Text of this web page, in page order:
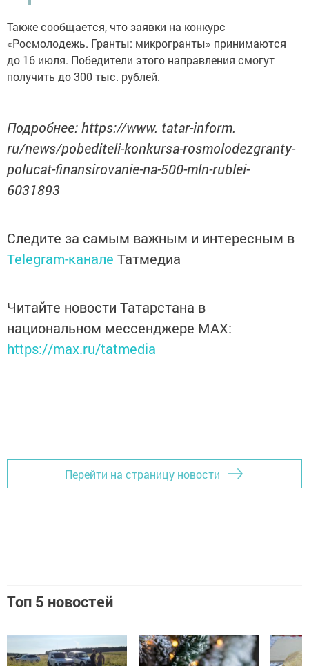
Также сообщается, что заявки на конкурс
«Росмолодежь. Гранты: микрогранты» принимаются
до 16 июля. Победители этого направления смогут
получить до 300 тыс. рублей.
Подробнее: https://www. tatar-inform.
ru/news/pobediteli-konkursa-rosmolodezgranty-
polucat-finansirovanie-na-500-mln-rublei-
6031893
Следите за самым важным и интересным в
Telegram-канале Татмедиа
Читайте новости Татарстана в
национальном мессенджере MАХ:
https://max.ru/tatmedia
Перейти на страницу новости
Топ 5 новостей